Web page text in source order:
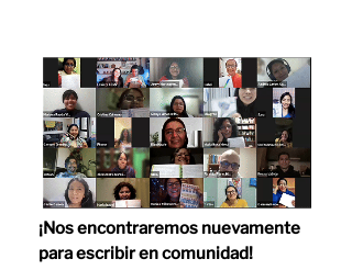
¡Nos encontraremos nuevamente
para escribir en comunidad!